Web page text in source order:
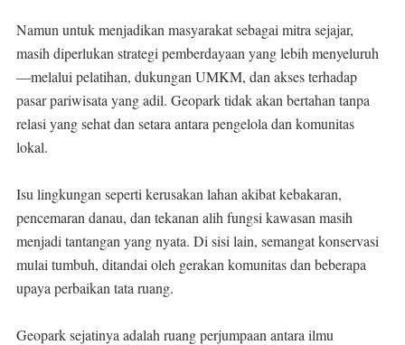
Namun untuk menjadikan masyarakat sebagai mitra sejajar,
masih diperlukan strategi pemberdayaan yang lebih menyeluruh
—melalui pelatihan, dukungan UMKM, dan akses terhadap
pasar pariwisata yang adil. Geopark tidak akan bertahan tanpa
relasi yang sehat dan setara antara pengelola dan komunitas
lokal.
Isu lingkungan seperti kerusakan lahan akibat kebakaran,
pencemaran danau, dan tekanan alih fungsi kawasan masih
menjadi tantangan yang nyata. Di sisi lain, semangat konservasi
mulai tumbuh, ditandai oleh gerakan komunitas dan beberapa
upaya perbaikan tata ruang.
Geopark sejatinya adalah ruang perjumpaan antara ilmu